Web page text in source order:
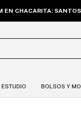
EN CHACARITA:
BOLSOS Y